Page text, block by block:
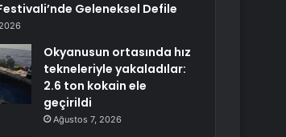
Geleneksel Defile
Okyanusun ortasında hız
tekneleriyle yakaladılar:
2.6 ton kokain ele
geçirildi
Ağustos 7, 2026